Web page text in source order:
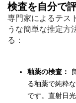
検査を自分で
専門家によるテス
うな簡単な推定方
る：
釉薬の検査：
る釉薬で純粋
です。直射日